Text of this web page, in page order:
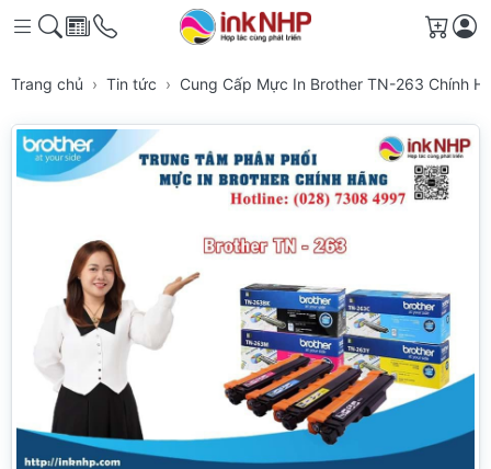
Giỏ
Trang chủ Tin tức Cung Cấp Mực In Brother TN-263 Chính